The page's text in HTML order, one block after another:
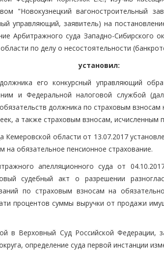
"Новокузнецкий вагоностроительный
управляющий, заявитель) на
Арбитражного суда Западно-Сибирского
по делу о несостоятельности
установил:
его конкурсный управляющий
и Федеральной налоговой службой
должника по страховым взносам
а также страховым взносам, исчисленным
области от 13.07.2017
на обязательное пенсионное страхование.
апелляционного суда от
судебный акт о разрешении
по страховым взносам на
процентов суммы выручки от продажи
в Верховный Суд Российской Федерации,
определение суда первой инстанции